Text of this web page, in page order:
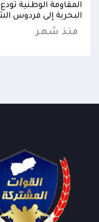
المقاومة الوطنية
البحرية إلى فردوس
منذ شهر